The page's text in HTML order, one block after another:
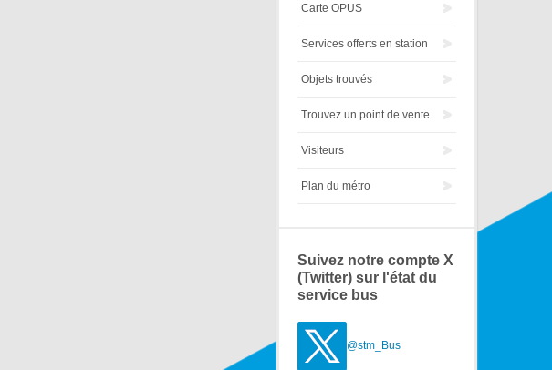
Carte OPUS
Services offerts en station
Objets trouvés
Trouvez un point de vente
Visiteurs
Plan du métro
Suivez notre compte X
(Twitter) sur l'état du
service bus
@stm_Bus